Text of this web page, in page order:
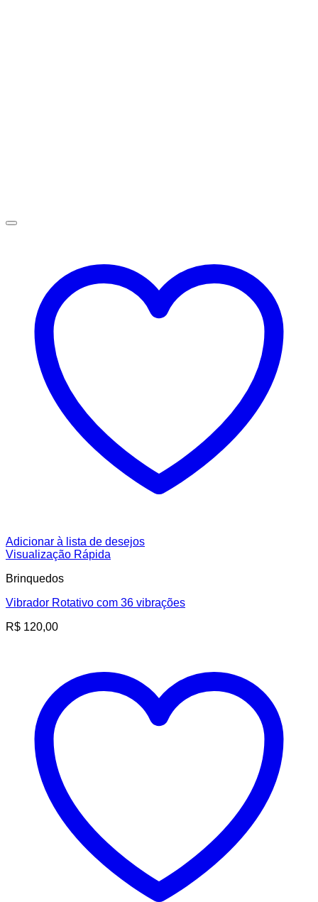
Adicionar à lista de desejos
Visualização Rápida
Brinquedos
Vibrador Rotativo com 36 vibrações
R$ 120,00